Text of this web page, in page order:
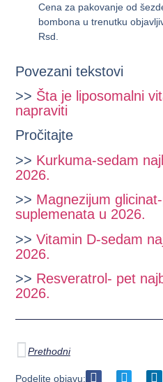
Cena za pakovanje od
bombona u trenutku
Rsd
Povezani tekstovi
>> Šta je liposomalni
napraviti
Pročitajte
>> Kurkuma-sedam
2026.
>> Magnezijum
suplemenata u 2026.
>>Vitamin D-sedam
2026.
>> Resveratrol- pet
2026.
Prethodni
Podelite objavu: